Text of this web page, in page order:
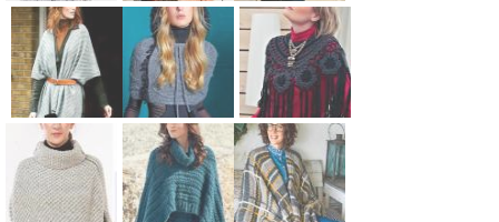
Схема:
теплое
узорчатое
пальто из
крупных кос
вязание
спицами для
Схема:
пончо-
накидка с
рельефным
узором
вязание
спицами для
Схема:
теплое
свитер-
пончо с
рисунком
клетка и
большим
Схема:
пончо с
узором из
Схема:
накидка-
капюшон,
Схема:
пелелина с
узором из